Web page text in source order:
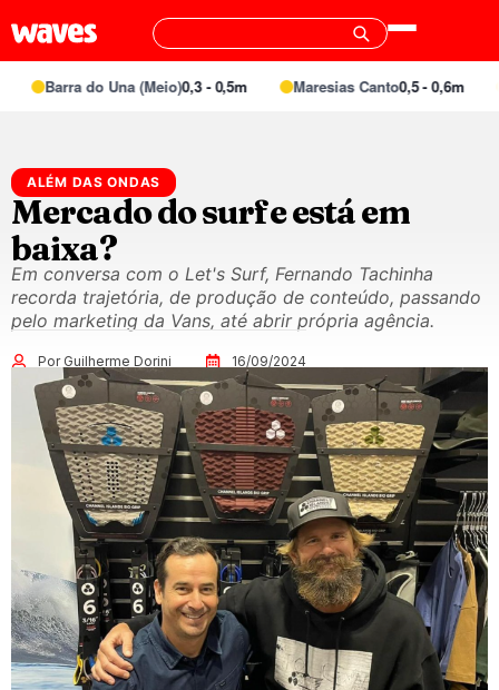
Barra do Una (Meio)0,3 - 0,5m Maresias Canto0,5 - 0,6m
ALÉM DAS ONDAS
Mercado do surfe está em
baixa?
Em conversa com o Let's Surf, Fernando Tachinha
recorda trajetória, de produção de conteúdo, passando
pelo marketing da Vans, até abrir própria agência.
Por Guilherme Dorini 16/09/2024